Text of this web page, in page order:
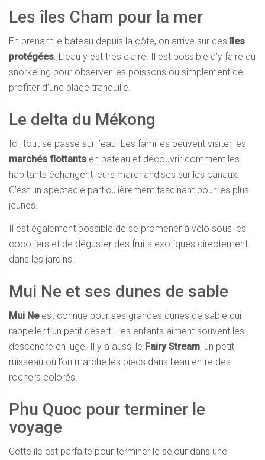
Les îles Cham pour la mer
En prenant le bateau depuis la côte, on arrive sur cesîles
protégées . L’eau y est très claire. Il est possible d’y faire du
snorkeling pour observer les poissons ou simplement de
profiter d’une plage tranquille.
Le delta du Mékong
Ici, tout se passe sur l’eau. Les familles peuvent visiter les
marchés flottants en bateau et découvrir comment les
habitants échangent leurs marchandises sur les canaux.
C’est un spectacle particulièrement fascinant pour les plus
jeunes.
Il est également possible de se promener à vélo sous les
cocotiers et de déguster des fruits exotiques directement
dans les jardins.
Mui Ne et ses dunes de sable
Mui Neest connue pour ses grandes dunes de sable qui
rappellent un petit désert. Les enfants aiment souvent les
descendre en luge. Il y a aussi le Fairy Stream, un petit
ruisseau où l’on marche les pieds dans l’eau entre des
rochers colorés.
Phu Quoc pour terminer le
voyage
Cette île est parfaite pour terminer le séjour dans une